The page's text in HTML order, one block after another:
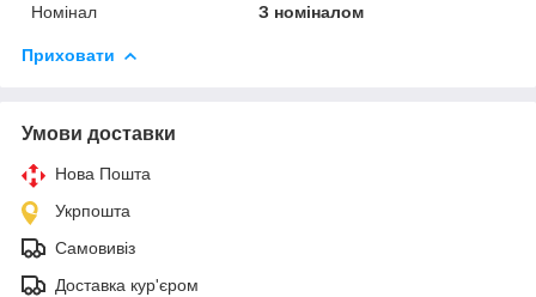
Номінал
З номіналом
Приховати
Умови доставки
Нова Пошта
Укрпошта
Самовивіз
Доставка кур'єром